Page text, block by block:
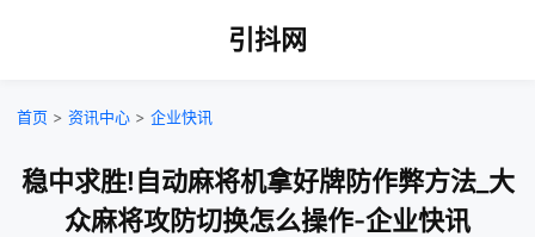
引抖网
首页 > 资讯中心 > 企业快讯
稳中求胜!自动麻将机拿好牌防作弊方法_大
众麻将攻防切换怎么操作-企业快讯